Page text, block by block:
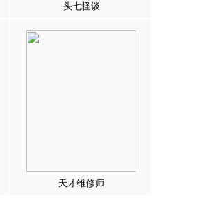
头七怪谈
天才维修师